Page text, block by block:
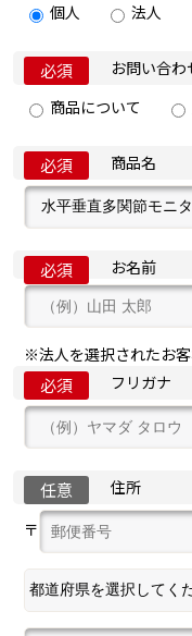
個人
法人
必須
お問い合わ
商品について
必須 商品名
必須 お名前
※法人を選択されたお
必須 フリガナ
任意
住所
〒